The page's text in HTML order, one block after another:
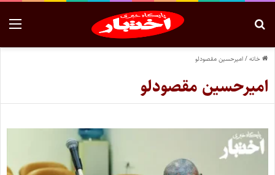
خانه/امیرحسین مقصودلو
امیرحسین مقصودلو